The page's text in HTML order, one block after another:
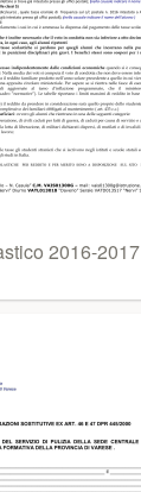
2016-2017